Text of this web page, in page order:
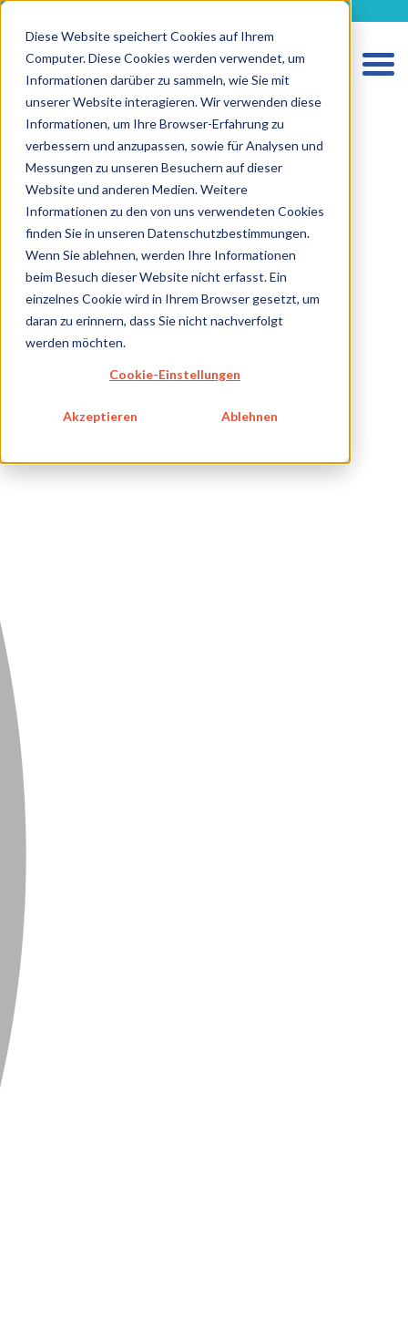
Diese Website speichert Cookies auf Ihrem
Computer. Diese Cookies werden verwendet, um
Informationen darüber zu sammeln, wie Sie mit
unserer Website interagieren. Wir verwenden diese
Informationen, um Ihre Browser-Erfahrung zu
verbessern und anzupassen, sowie für Analysen und
Messungen zu unseren Besuchern auf dieser
Website und anderen Medien. Weitere
Informationen zu den von uns verwendeten Cookies
finden Sie in unseren Datenschutzbestimmungen.
Wenn Sie ablehnen, werden Ihre Informationen
beim Besuch dieser Website nicht erfasst. Ein
einzelnes Cookie wird in Ihrem Browser gesetzt, um
daran zu erinnern, dass Sie nicht nachverfolgt
werden möchten.
Cookie-Einstellungen
Akzeptieren Ablehnen
HOME
LEISTUNGEN MEDIZINPRODUKTE
LEISTUNGEN IVD
ZUKUNFTSSTARKE LÖSUNGEN
ÜBER UNS
BLOG
IMPRESSUM